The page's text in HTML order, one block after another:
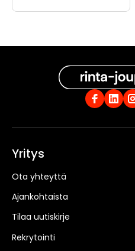
Yritys
Ota yhteyttä
Ajankohtaista
Tilaa uutiskirje
Rekrytointi